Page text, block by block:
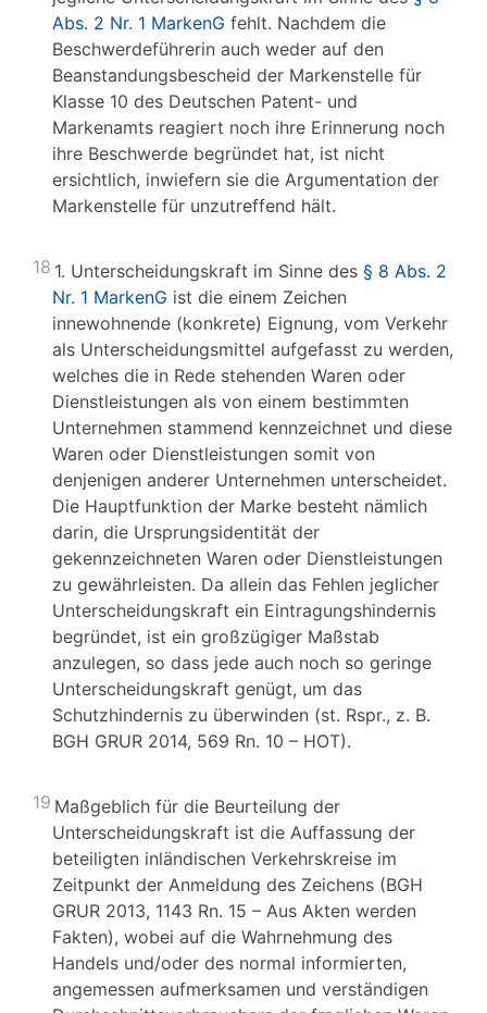
Abs. 2 Nr. 1 MarkenG fehlt. Nachdem die
Beschwerdeführerin auch weder auf den
Beanstandungsbescheid der Markenstelle für
Klasse 10 des Deutschen Patent- und
Markenamts reagiert noch ihre Erinnerung noch
ihre Beschwerde begründet hat, ist nicht
ersichtlich, inwiefern sie die Argumentation der
Markenstelle für unzutreffend hält.
18 1. Unterscheidungskraft im Sinne des § 8 Abs. 2
Nr. 1 MarkenG ist die einem Zeichen
innewohnende (konkrete) Eignung, vom Verkehr
als Unterscheidungsmittel aufgefasst zu werden,
welches die in Rede stehenden Waren oder
Dienstleistungen als von einem bestimmten
Unternehmen stammend kennzeichnet und diese
Waren oder Dienstleistungen somit von
denjenigen anderer Unternehmen unterscheidet.
Die Hauptfunktion der Marke besteht nämlich
darin, die Ursprungsidentität der
gekennzeichneten Waren oder Dienstleistungen
zu gewährleisten. Da allein das Fehlen jeglicher
Unterscheidungskraft ein Eintragungshindernis
begründet, ist ein großzügiger Maßstab
anzulegen, so dass jede auch noch so geringe
Unterscheidungskraft genügt, um das
Schutzhindernis zu überwinden (st. Rspr., z. B.
BGH GRUR 2014, 569 Rn. 10 – HOT).
19 Maßgeblich für die Beurteilung der
Unterscheidungskraft ist die Auffassung der
beteiligten inländischen Verkehrskreise im
Zeitpunkt der Anmeldung des Zeichens (BGH
GRUR 2013, 1143 Rn. 15 – Aus Akten werden
Fakten), wobei auf die Wahrnehmung des
Handels und/oder des normal informierten,
angemessen aufmerksamen und verständigen